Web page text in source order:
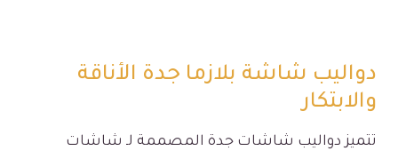
دواليب شاشة بلازما جدة الأناقة
والابتكار
تتميز دواليب شاشات جدة المصممة لـ شاشات